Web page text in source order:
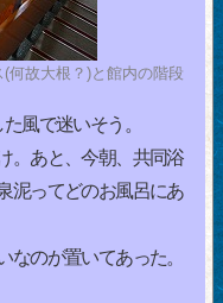
何故大根？)と館内の階段
風で迷いそう。
。あと、今朝、共同浴
泥ってどのお風呂にあ
のが置いてあった。